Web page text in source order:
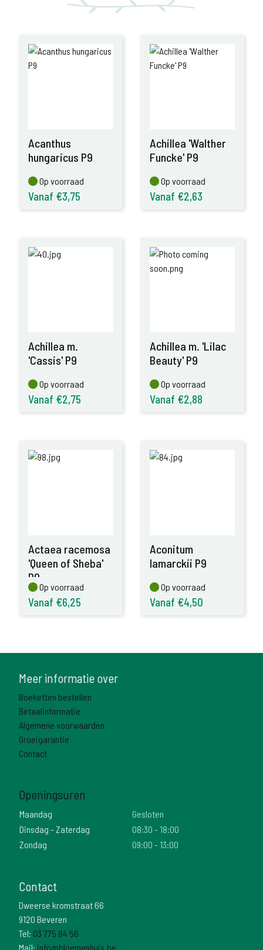
Acanthus
hungaricus P9
Op voorraad
Op voorraad
Vanaf €3,75
Achillea 'Walther
Funcke' P9
Op voorraad
Op voorraad
Vanaf €2,63
Achillea m.
'Cassis' P9
Op voorraad
Op voorraad
Vanaf €2,75
Achillea m. 'Lilac
Beauty' P9
Op voorraad
Op voorraad
Vanaf €2,88
Actaea racemosa
'Queen of Sheba'
P9
Op voorraad
Op voorraad
Vanaf €6,25
Aconitum
lamarckii P9
Op voorraad
Op voorraad
Vanaf €4,50
Meer informatie over
Boeketten bestellen
Betaalinformatie
Algemene voorwaarden
Groeigarantie
Contact
Openingsuren
Maandag
Gesloten
Dinsdag - Zaterdag
08:30 - 18:00
Zondag
09:00 - 13:00
Contact
Dweerse kromstraat 66
9120 Beveren
Tel: 03 775 84 56
Mail: info@bloemenhuis.be